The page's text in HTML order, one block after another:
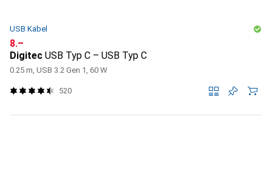
USB Kabel
CHF
8.–
Digitec USB Typ C – USB Typ C
0.25 m, USB 3.2 Gen 1, 60 W
520